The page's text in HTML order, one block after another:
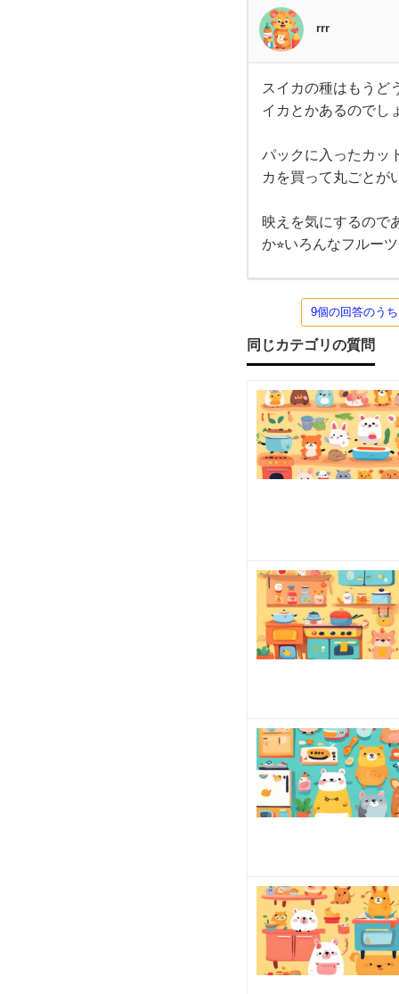
く
だ
さ
い！
夏と
い
え
ス
イ
カ
で
よ
ね。
自分
わ
な
て
も貰
っ
rrr
スイ
カの
どう
しよ
うも
ので
ちま
ちま
と取
食べ
笑。
種無
スイカの種はもうど
イカとかあるのでし
パックに入ったカッ
カを買って丸ごとが
映えを気にするので
か⭐︎いろんなフルー
9個の回答のう
同じカテゴリの質問